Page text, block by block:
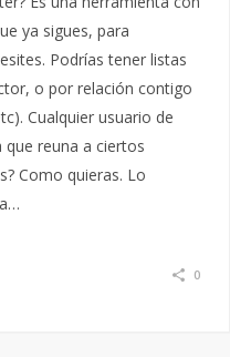
ya sigues, para
Podrías tener listas
o por relación contigo
Cualquier usuario de
reuna a ciertos
Como quieras. Lo
0